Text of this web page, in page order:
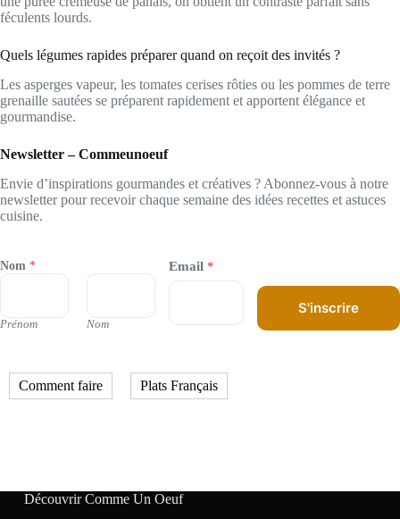
féculents lourds.
Quels légumes rapides préparer quand on reçoit des invités ?
Les asperges vapeur, les tomates cerises rôties ou les pommes de terre
grenaille sautées se préparent rapidement et apportent élégance et
gourmandise.
Newsletter – Commeunoeuf
Envie d’inspirations gourmandes et créatives ? Abonnez-vous à notre
newsletter pour recevoir chaque semaine des idées recettes et astuces
cuisine.
Nom *
Prénom Nom
Email *
S'inscrire
Comment faire Plats Français
Découvrir Comme Un Oeuf